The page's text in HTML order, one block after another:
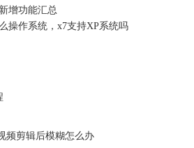
增功能汇总
操作系统，x7支持XP系统吗
频剪辑后模糊怎么办